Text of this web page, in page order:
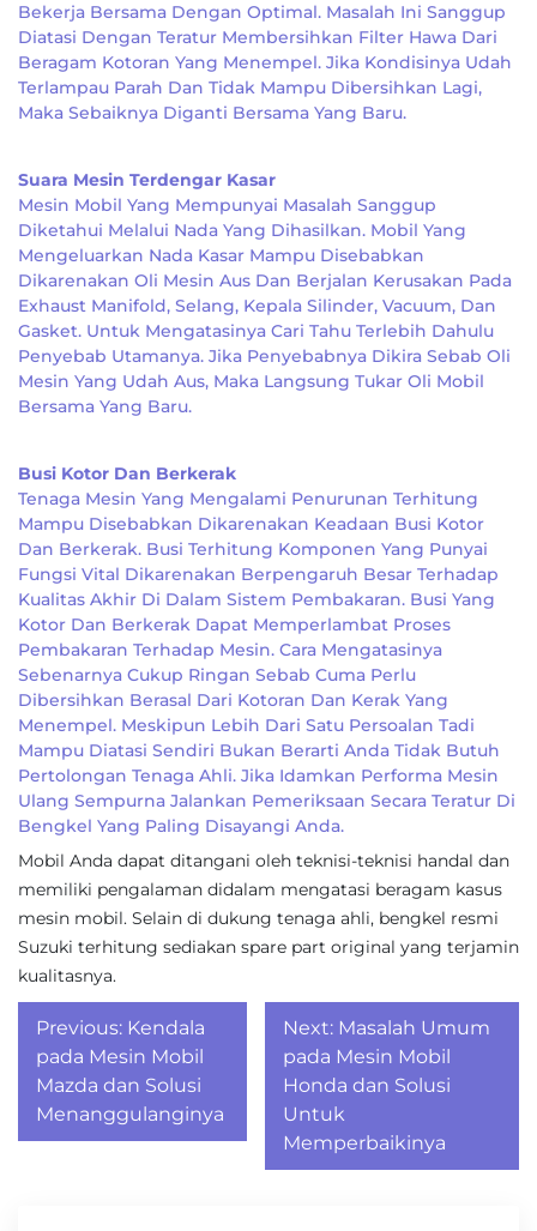
Bekerja Bersama Dengan Optimal. Masalah Ini Sanggup
Diatasi Dengan Teratur Membersihkan Filter Hawa Dari
Beragam Kotoran Yang Menempel. Jika Kondisinya Udah
Terlampau Parah Dan Tidak Mampu Dibersihkan Lagi,
Maka Sebaiknya Diganti Bersama Yang Baru.
Suara Mesin Terdengar Kasar
Mesin Mobil Yang Mempunyai Masalah Sanggup
Diketahui Melalui Nada Yang Dihasilkan. Mobil Yang
Mengeluarkan Nada Kasar Mampu Disebabkan
Dikarenakan Oli Mesin Aus Dan Berjalan Kerusakan Pada
Exhaust Manifold, Selang, Kepala Silinder, Vacuum, Dan
Gasket. Untuk Mengatasinya Cari Tahu Terlebih Dahulu
Penyebab Utamanya. Jika Penyebabnya Dikira Sebab Oli
Mesin Yang Udah Aus, Maka Langsung Tukar Oli Mobil
Bersama Yang Baru.
Busi Kotor Dan Berkerak
Tenaga Mesin Yang Mengalami Penurunan Terhitung
Mampu Disebabkan Dikarenakan Keadaan Busi Kotor
Dan Berkerak. Busi Terhitung Komponen Yang Punyai
Fungsi Vital Dikarenakan Berpengaruh Besar Terhadap
Kualitas Akhir Di Dalam Sistem Pembakaran. Busi Yang
Kotor Dan Berkerak Dapat Memperlambat Proses
Pembakaran Terhadap Mesin. Cara Mengatasinya
Sebenarnya Cukup Ringan Sebab Cuma Perlu
Dibersihkan Berasal Dari Kotoran Dan Kerak Yang
Menempel. Meskipun Lebih Dari Satu Persoalan Tadi
Mampu Diatasi Sendiri Bukan Berarti Anda Tidak Butuh
Pertolongan Tenaga Ahli. Jika Idamkan Performa Mesin
Ulang Sempurna Jalankan Pemeriksaan Secara Teratur Di
Bengkel Yang Paling Disayangi Anda.
Mobil Anda dapat ditangani oleh teknisi-teknisi handal dan
memiliki pengalaman didalam mengatasi beragam kasus
mesin mobil. Selain di dukung tenaga ahli, bengkel resmi
Suzuki terhitung sediakan spare part original yang terjamin
kualitasnya.
Post
navigation
Previous: Kendala
pada Mesin Mobil
Mazda dan Solusi
Menanggulanginya
Next: Masalah Umum
pada Mesin Mobil
Honda dan Solusi
Untuk
Memperbaikinya